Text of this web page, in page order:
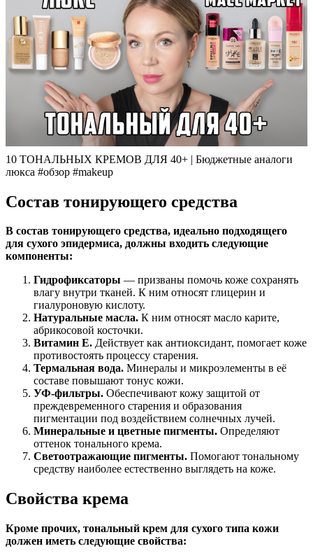
10 ТОНАЛЬНЫХ КРЕМОВ ДЛЯ 40+ | Бюджетные аналоги
люкса #обзор #makeup
Состав тонирующего средства
В состав тонирующего средства, идеально подходящего
для сухого эпидермиса, должны входить следующие
компоненты:
Гидрофиксаторы — призваны помочь коже сохранять
влагу внутри тканей. К ним относят глицерин и
гиалуроновую кислоту.
Натуральные масла. К ним относят масло карите,
абрикосовой косточки.
Витамин Е. Действует как антиоксидант, помогает коже
противостоять процессу старения.
Термальная вода. Минералы и микроэлементы в её
составе повышают тонус кожи.
УФ-фильтры. Обеспечивают кожу защитой от
преждевременного старения и образования
пигментации под воздействием солнечных лучей.
Минеральные и цветные пигменты. Определяют
оттенок тонального крема.
Светоотражающие пигменты. Помогают тональному
средству наиболее естественно выглядеть на коже.
Свойства крема
Кроме прочих, тональный крем для сухого типа кожи
должен иметь следующие свойства: